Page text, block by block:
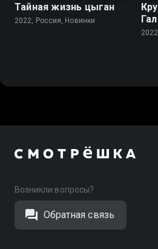
Тайная жизнь цыган
2022, Россия, Новинки
Возникли вопросы?
Обратная связь